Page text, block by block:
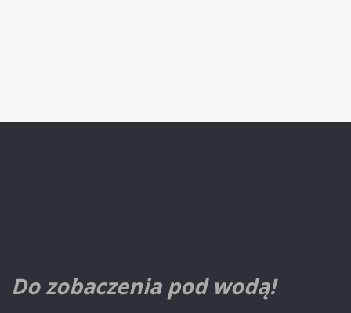
Do zobaczenia pod wodą!